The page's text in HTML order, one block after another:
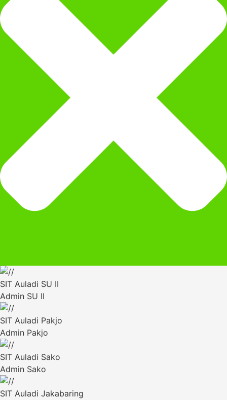
SIT Auladi SU II
Admin SU II
SIT Auladi Pakjo
Admin Pakjo
SIT Auladi Sako
Admin Sako
SIT Auladi Jakabaring